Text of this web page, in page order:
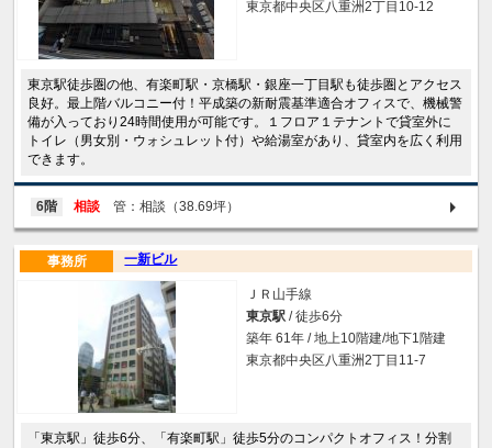
東京都中央区八重洲2丁目10-12
東京駅徒歩圏の他、有楽町駅・京橋駅・銀座一丁目駅も徒歩圏とアクセス
良好。最上階バルコニー付！平成築の新耐震基準適合オフィスで、機械警
備が入っており24時間使用が可能です。１フロア１テナントで貸室外に
トイレ（男女別・ウォシュレット付）や給湯室があり、貸室内を広く利用
できます。
6階 相談 管：相談（38.69坪）
一新ビル
事務所
ＪＲ山手線
東京駅 / 徒歩6分
築年 61年 / 地上10階建/地下1階建
東京都中央区八重洲2丁目11-7
「東京駅」徒歩6分、「有楽町駅」徒歩5分のコンパクトオフィス！分割